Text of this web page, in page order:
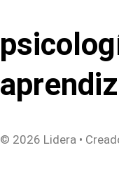
© 2026 Lidera •